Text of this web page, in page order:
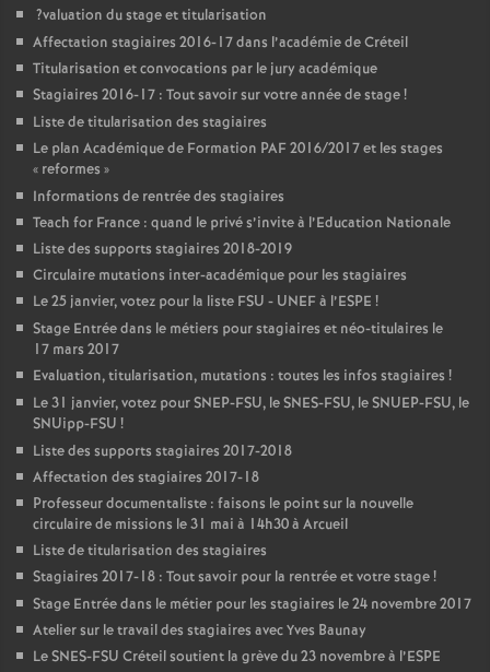
?valuation du stage et titularisation
Affectation stagiaires 2016-17 dans l’académie de Créteil
Titularisation et convocations par le jury académique
Stagiaires 2016-17 : Tout savoir sur votre année de stage!
Liste de titularisation des stagiaires
Le plan Académique de Formation PAF2016/2017 et les stages
« reformes »
Informations de rentrée des stagiaires
Teach for France : quand le privé s’invite à l’Education Nationale
Liste des supports stagiaires 2018-2019
Circulaire mutations inter-académique pour les stagiaires
Le 25 janvier, votez pour la liste FSU - UNEFà l’ESPE !
Stage Entrée dans le métiers pour stagiaires et néo-titulaires le
17 mars 2017
Evaluation, titularisation, mutations : toutes les infos stagiaires !
Le 31 janvier, votez pourSNEP-FSU, leSNES-FSU, leSNUEP-FSU, le
SNUipp-FSU !
Liste des supports stagiaires 2017-2018
Affectation des stagiaires 2017-18
Professeur documentaliste : faisons le point sur la nouvelle
circulaire de missions le 31 mai à 14h30 à Arcueil
Liste de titularisation des stagiaires
Stagiaires 2017-18 : Tout savoir pour la rentrée et votre stage!
Stage Entrée dans le métier pour les stagiaires le 24 novembre 2017
Atelier sur le travail des stagiaires avec Yves Baunay
LeSNES-FSU Créteil soutient la grève du 23 novembre à l’ESPE